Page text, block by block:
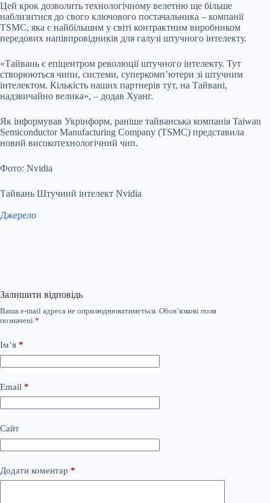
Цей крок дозволить технологічному велетню ще більше
наблизитися до свого ключового постачальника – компанії
TSMC, яка є найбільшим у світі контрактним виробником
передових напівпровідників для галузі штучного інтелекту.
«Тайвань є епіцентром революції штучного інтелекту. Тут
створюються чипи, системи, суперкомп’ютери зі штучним
інтелектом. Кількість наших партнерів тут, на Тайвані,
надзвичайно велика», – додав Хуанг.
Як інформував Укрінформ, раніше тайванська компанія Taiwan
Semiconductor Manufacturing Company (TSMC) представила
новий високотехнологічний чип.
Фото: Nvidia
Тайвань Штучний інтелект Nvidia
Джерело
Залишити відповідь
Ваша e-mail адреса не оприлюднюватиметься. Обов’язкові поля
позначені *
Ім’я *
Email *
Сайт
Додати коментар *